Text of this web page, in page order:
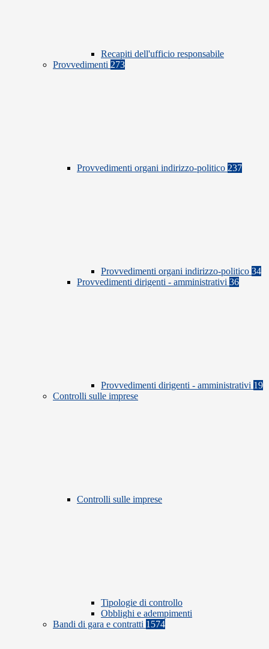
Recapiti dell'ufficio responsabile
Provvedimenti 273
Provvedimenti organi indirizzo-politico 237
Provvedimenti organi indirizzo-politico 34
Provvedimenti dirigenti - amministrativi 36
Provvedimenti dirigenti - amministrativi 19
Controlli sulle imprese
Controlli sulle imprese
Tipologie di controllo
Obblighi e adempimenti
Bandi di gara e contratti 1574